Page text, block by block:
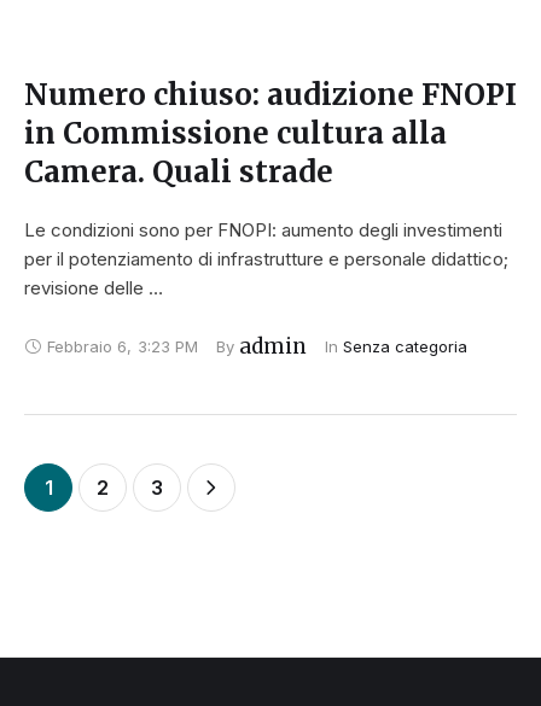
Numero chiuso: audizione FNOPI
in Commissione cultura alla
Camera. Quali strade
Le condizioni sono per FNOPI: aumento degli investimenti
per il potenziamento di infrastrutture e personale didattico;
revisione delle …
Febbraio 6, 3:23 PM By admin In Senza categoria
1 2 3